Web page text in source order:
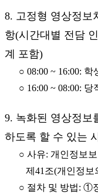
8. 고정형 영상정보
항(시간대별 전담
계 포함)
○ 08:00 ~ 16:00:
○ 16:00 ~ 08:00: 당
9. 녹화된 영상정보
하도록 할 수 있는
○ 사유: 개인정보
제41조(개인정보
○ 절차 및 방법: ①